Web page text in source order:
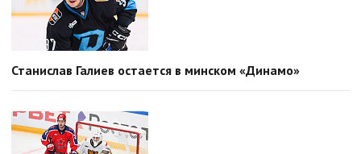
Станислав Галиев остается в минском «Динамо»